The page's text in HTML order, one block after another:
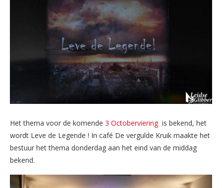
Het thema voor de komende 3 Octobervieringis bekend, het
wordt Leve de Legende ! In café De vergulde Kruik maakte het
bestuur het thema donderdag aan het eind van de middag
bekend.